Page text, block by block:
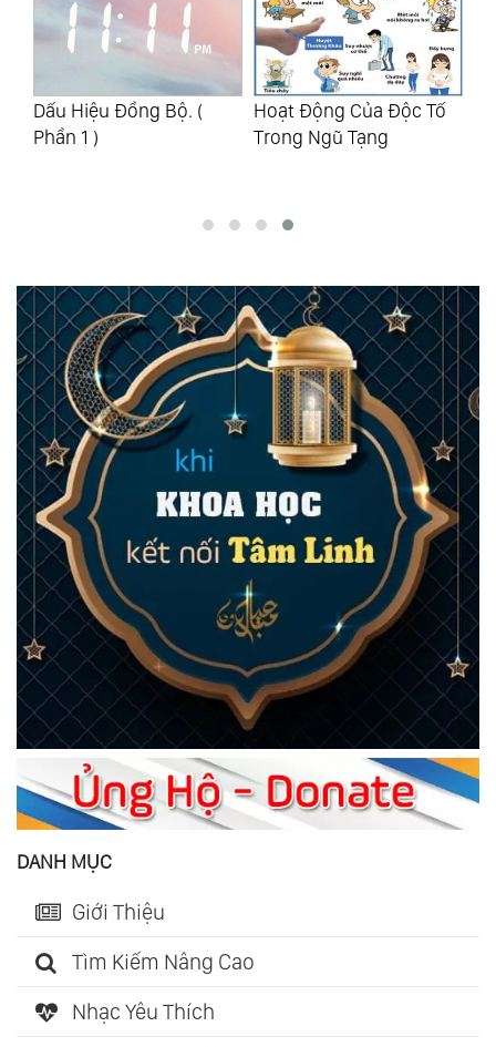
Dấu Hiệu Đồng Bộ. (
Phần 1 )
Hoạt Động Của Độc Tố
Trong Ngũ Tạng
DANH MỤC
Giới Thiệu
Tìm Kiếm Nâng Cao
Nhạc Yêu Thích